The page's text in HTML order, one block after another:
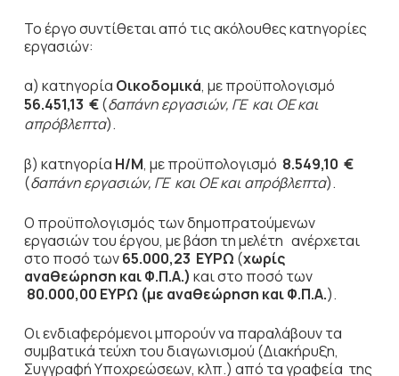
Το έργο συντίθεται από τις ακόλουθες κατηγορίες
εργασιών:
α) κατηγορία Οικοδομικά, με προϋπολογισμό
56.451,13 €(δαπάνη εργασιών, ΓΕ και ΟΕ και
απρόβλεπτα).
β) κατηγορία Η/Μ, με προϋπολογισμό 8.549,10 €
(δαπάνη εργασιών, ΓΕ και ΟΕ και απρόβλεπτα).
Ο προϋπολογισμός των δημοπρατούμενων
εργασιών του έργου, με βάση τη μελέτη ανέρχεται
στο ποσό των65.000,23 ΕΥΡΩ (χωρίς
αναθεώρηση και Φ.Π.Α.) και στο ποσό των
80.000,00 ΕΥΡΩ (με αναθεώρηση και Φ.Π.Α.).
Οι ενδιαφερόμενοι μπορούν να παραλάβουν τα
συμβατικά τεύχη του διαγωνισμού (Διακήρυξη,
Συγγραφή Υποχρεώσεων, κλπ.) από τα γραφεία της